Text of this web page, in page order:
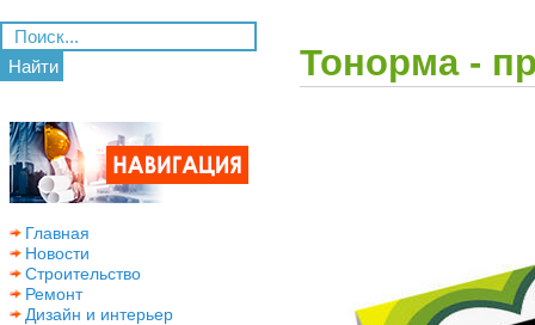
Найти
Главная
Новости
Строительство
Ремонт
Дизайн и интерьер
Тонорма -